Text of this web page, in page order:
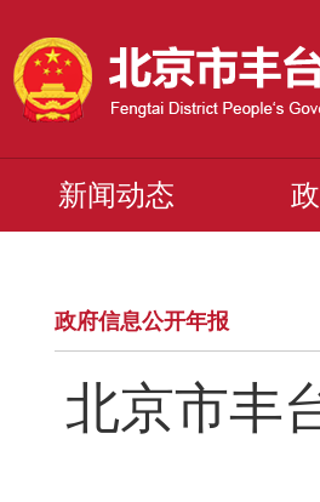
新闻动态
政府信息公开年报
北京市丰